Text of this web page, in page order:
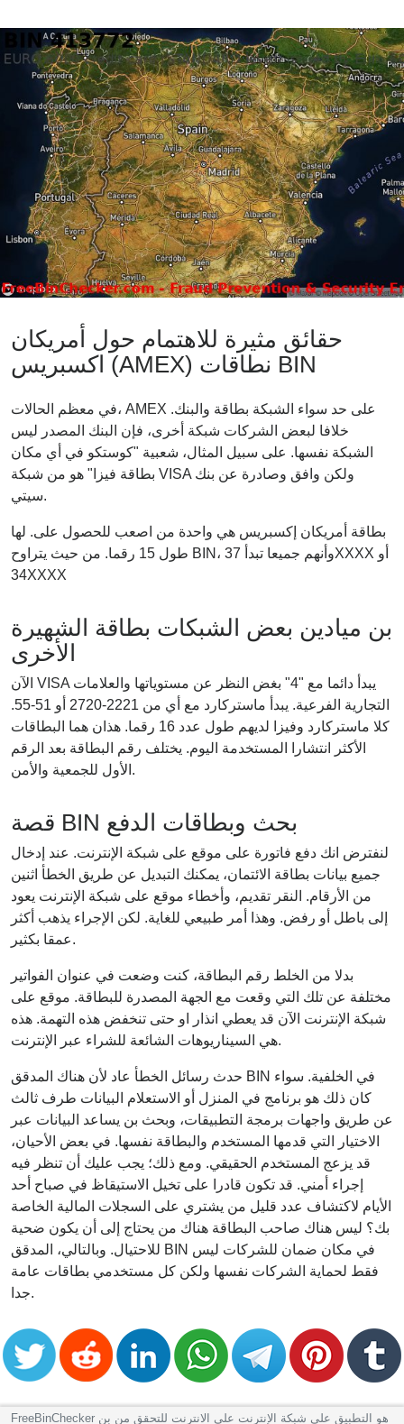
حقائق مثيرة للاهتمام حول أمريكان
اكسبريس (AMEX) نطاقات BIN
في معظم الحالات، AMEX على حد سواء الشبكة بطاقة والبنك.
خلافا لبعض الشركات شبكة أخرى، فإن البنك المصدر ليس
الشبكة نفسها. على سبيل المثال، شعبية "كوستكو في أي مكان
بطاقة فيزا" هو من شبكة VISA ولكن وافق وصادرة عن بنك
سيتي.
بطاقة أمريكان إكسبريس هي واحدة من اصعب للحصول على. لها
طول 15 رقما. من حيث يتراوح BIN، وأنهم جميعا تبدأ 37XXXX أو
34XXXX
بن ميادين بعض الشبكات بطاقة الشهيرة
الأخرى
الآن VISA يبدأ دائما مع "4" بغض النظر عن مستوياتها والعلامات
التجارية الفرعية. يبدأ ماستركارد مع أي من 2221-2720 أو 51-55.
كلا ماستركارد وفيزا لديهم طول عدد 16 رقما. هذان هما البطاقات
الأكثر انتشارا المستخدمة اليوم. يختلف رقم البطاقة بعد الرقم
الأول للجمعية والأمن.
قصة BIN بحث وبطاقات الدفع
لنفترض انك دفع فاتورة على موقع على شبكة الإنترنت. عند إدخال
جميع بيانات بطاقة الائتمان، يمكنك التبديل عن طريق الخطأ اثنين
من الأرقام. النقر تقديم، وأخطاء موقع على شبكة الإنترنت يعود
إلى باطل أو رفض. وهذا أمر طبيعي للغاية. لكن الإجراء يذهب أكثر
عمقا بكثير.
بدلا من الخلط رقم البطاقة، كنت وضعت في عنوان الفواتير
مختلفة عن تلك التي وقعت مع الجهة المصدرة للبطاقة. موقع على
شبكة الإنترنت الآن قد يعطي انذار او حتى تنخفض هذه التهمة. هذه
هي السيناريوهات الشائعة للشراء عبر الإنترنت.
حدث رسائل الخطأ عاد لأن هناك المدقق BIN في الخلفية. سواء
كان ذلك هو برنامج في المنزل أو الاستعلام البيانات طرف ثالث
عن طريق واجهات برمجة التطبيقات، وبحث بن يساعد البيانات عبر
الاختيار التي قدمها المستخدم والبطاقة نفسها. في بعض الأحيان،
قد يزعج المستخدم الحقيقي. ومع ذلك؛ يجب عليك أن تنظر فيه
إجراء أمني. قد تكون قادرا على تخيل الاستيقاظ في صباح أحد
الأيام لاكتشاف عدد قليل من يشتري على السجلات المالية الخاصة
بك؟ ليس هناك صاحب البطاقة هناك من يحتاج إلى أن يكون ضحية
للاحتيال. وبالتالي، المدقق BIN في مكان ضمان للشركات ليس
فقط لحماية الشركات نفسها ولكن كل مستخدمي بطاقات عامة
جدا.
FreeBinChecker هو التطبيق على شبكة الإنترنت على الانترنت للتحقق من بن